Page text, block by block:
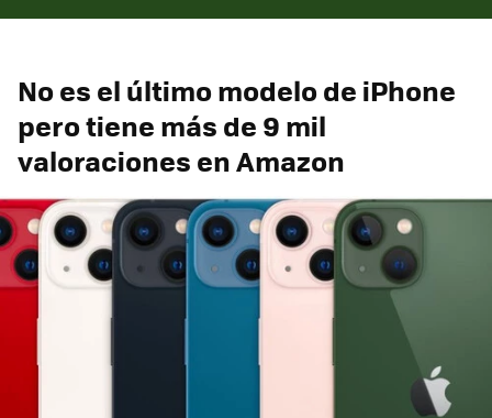
No es el último modelo de iPhone
pero tiene más de 9 mil
valoraciones en Amazon